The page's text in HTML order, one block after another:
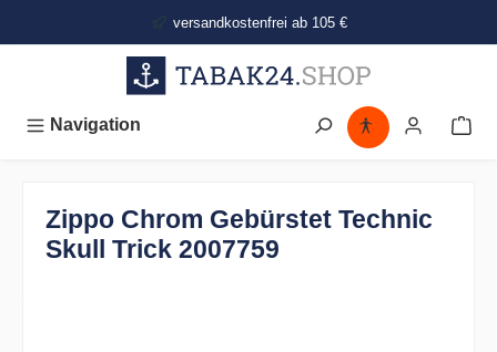
versandkostenfrei ab 105 €
Navigation
Zippo Chrom Gebürstet Technic
Skull Trick 2007759